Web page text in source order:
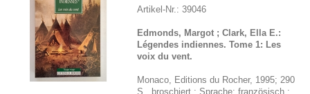
Artikel-Nr.: 39046
Edmonds, Margot ; Clark, Ella E.:
Légendes indiennes. Tome 1: Les
voix du vent.
Monaco, Editions du Rocher, 1995; 290
S., broschiert ; Sprache: französisch ;